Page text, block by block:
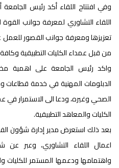
وفي افتتاح اللقاء أكد رئيس
اللقاء التشاوري لمعرفة جوانب
تعزيزها ومعرفة جوانب القصور للعمل
من قبل عمداء الكليات التطبيقية
واكد رئيس الجامعة على اهمية
الدبلومات المهنية في خدمة قطاعات
الصحي وغيره، ودعا الى الاستمرار في
الكليات والمعاهد التطبيقية.
بعد ذلك استعرض مدير إدارة شؤون
اعمال اللقاء التشاوري، وعبر
واهتمامها ودعمها المستمر للكليات